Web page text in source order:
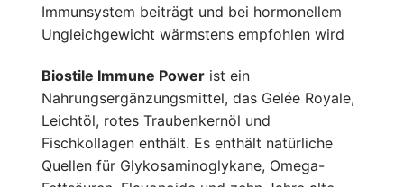
Immunsystem beiträgt und bei hormonellem
Ungleichgewicht wärmstens empfohlen wird
Biostile Immune Power ist ein
Nahrungsergänzungsmittel, das Gelée Royale,
Leichtöl, rotes Traubenkernöl und
Fischkollagen enthält. Es enthält natürliche
Quellen für Glykosaminoglykane, Omega-